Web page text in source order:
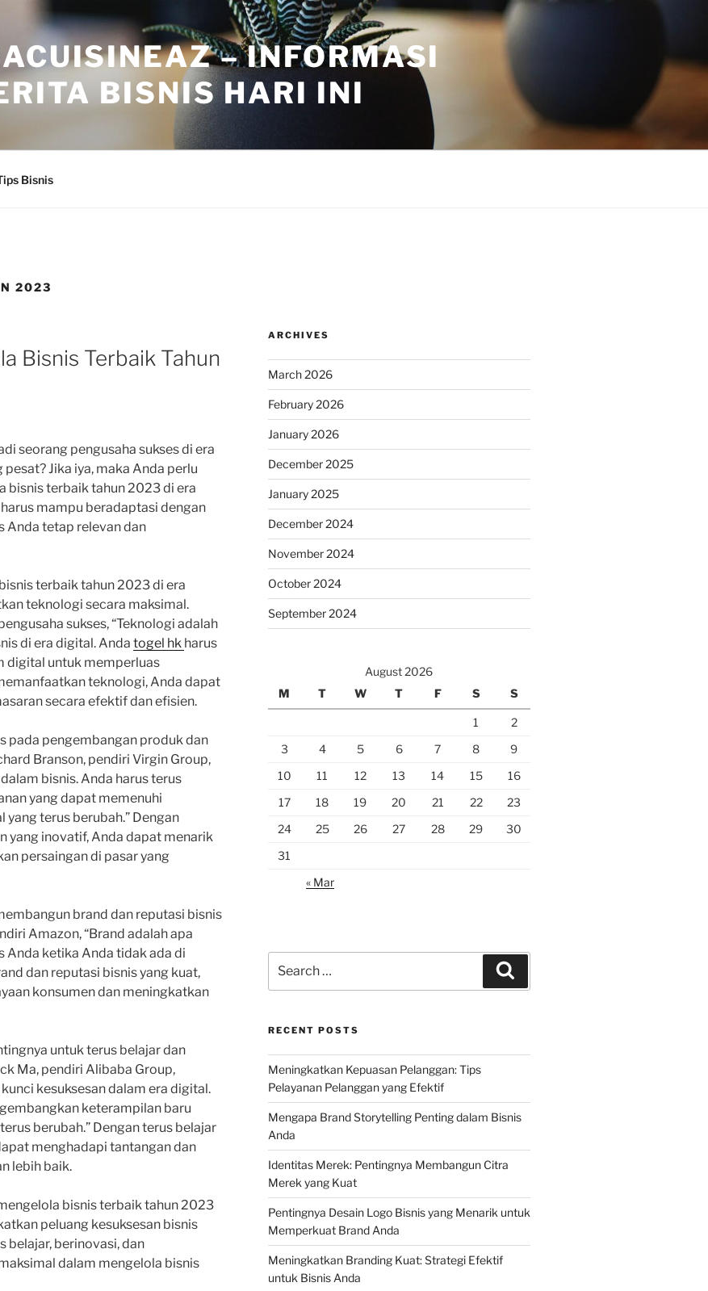
– INFORMASI
BISNIS HARI INI
Bisnis
2023
Bisnis Terbaik Tahun
seorang pengusaha sukses di era
Jika iya, maka Anda perlu
bisnis terbaik tahun 2023 di era
mampu beradaptasi dengan
Anda tetap relevan dan
terbaik tahun 2023 di era
teknologi secara maksimal.
sukses, “Teknologi adalah
di era digital. Anda togel hk harus
digital untuk memperluas
teknologi, Anda dapat
secara efektif dan efisien.
pada pengembangan produk dan
Branson, pendiri Virgin Group,
bisnis. Anda harus terus
yang dapat memenuhi
terus berubah.” Dengan
yang inovatif, Anda dapat menarik
persaingan di pasar yang
brand dan reputasi bisnis
Amazon, “Brand adalah apa
Anda ketika Anda tidak ada di
dan reputasi bisnis yang kuat,
konsumen dan meningkatkan
untuk terus belajar dan
Ma, pendiri Alibaba Group,
kesuksesan dalam era digital.
keterampilan baru
berubah.” Dengan terus belajar
menghadapi tantangan dan
lebih baik.
bisnis terbaik tahun 2023
peluang kesuksesan bisnis
belajar, berinovasi, dan
dalam mengelola bisnis
ARCHIVES
March 2026
February 2026
January 2026
December 2025
January 2025
December 2024
November 2024
October 2024
September 2024
August 2026
M
T W T F S S
1
2
3
4 5 6 7 8
9
10
11 12 13 14 15
16
17
18 19 20 21 22
23
24
25 26 27 28 29
30
31
« Mar
for:
RECENT POSTS
Meningkatkan Kepuasan Pelanggan: Tips
Pelayanan Pelanggan yang Efektif
Mengapa Brand Storytelling Penting dalam Bisnis
Anda
Identitas Merek: Pentingnya Membangun Citra
Merek yang Kuat
Pentingnya Desain Logo Bisnis yang Menarik untuk
Memperkuat Brand Anda
Meningkatkan Branding Kuat: Strategi Efektif
untuk Bisnis Anda